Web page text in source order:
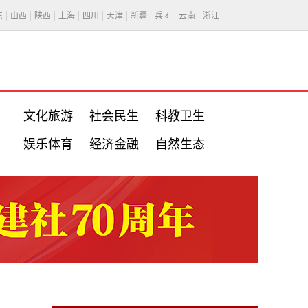
山西 陕西 上海 四川 天津 新疆 兵团 云南 浙江
文化旅游 社会民生 科教卫生
娱乐体育 经济金融 自然生态